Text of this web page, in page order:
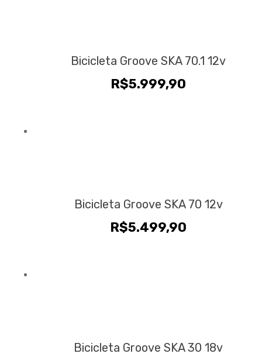
Bicicleta Groove SKA 70.1 12v
R$5.999,90
Bicicleta Groove SKA 70 12v
R$5.499,90
Bicicleta Groove SKA 30 18v